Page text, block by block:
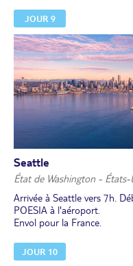
véritable paradis floral, ou
allures victoriennes. Entre
baleines au large, Victoria
Ou
Participation aux excursions
proposées sur le navire. :
Exemples : "les jardins
ville, à pied". Retrouvez ces
https://
Repas et nuit à bord.
JOUR 9
Seattle
État de Washington -
Arrivée à Seattle vers 7h.
POESIA à l'aéroport.
Envol pour la France.
JOUR 10